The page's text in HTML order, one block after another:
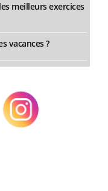
meilleurs exercices
vacances ?